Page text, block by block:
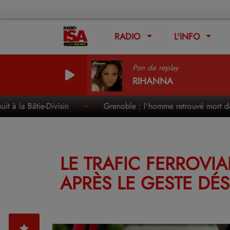
RADIO L'INFO
Pon de replay
RIHANNA
Divisin Grenoble : l'homme retrouvé mort dans le
LE TRAFIC
APRÈS LE GESTE